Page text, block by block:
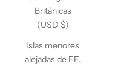
Británicas
(USD $)
Islas menores
alejadas de EE.